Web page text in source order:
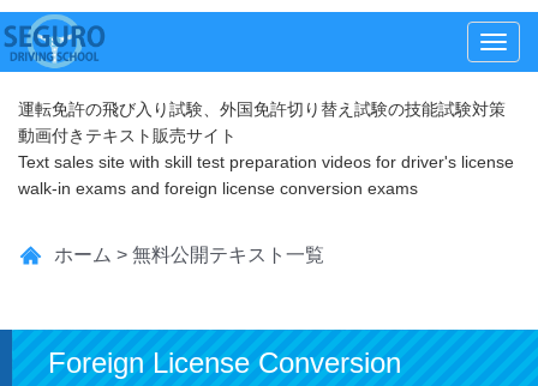
メ
ュ
運転免許の飛び入り試験、外国免許切り替え試験の技能試験対策
動画付きテキスト販売サイト
Text sales site with skill test preparation videos for driver's license
walk-in exams and foreign license conversion exams
ホーム > 無料公開テキスト一覧
Foreign License Conversion